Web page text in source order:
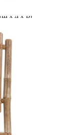
(Ш x Д x В)
от бамбук
цел.
"Добави в
изберете броя